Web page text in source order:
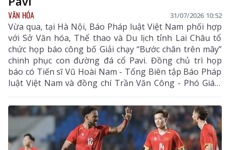
VĂN HÓA 31/07/2026 10:52
Vừa qua, tại Hà Nội, Báo Pháp luật Việt Nam phối hợp
với Sở Văn hóa, Thể thao và Du lịch tỉnh Lai Châu tổ
chức họp báo công bố Giải chạy “Bước chân trên mây”
chinh phục con đường đá cổ Pavi. Đồng chủ trì họp
báo có Tiến sĩ Vũ Hoài Nam - Tổng Biên tập Báo Pháp
luật Việt Nam và đồng chí Trần Văn Công - Phó Giám
đốc Sở Văn hóa, Thể thao và Du lịch tỉnh Lai Châu.